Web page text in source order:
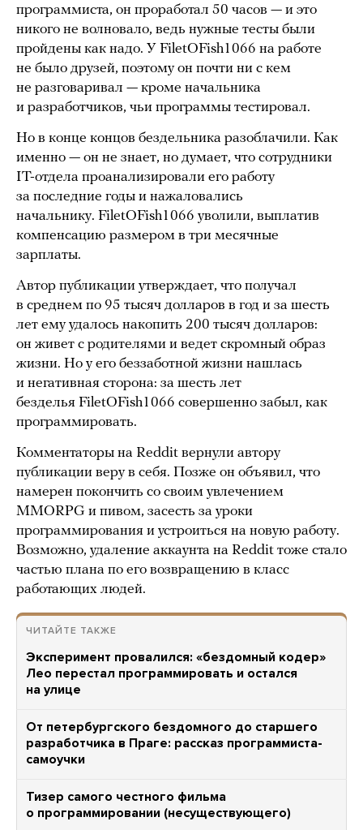
программиста, он проработал 50 часов — и это
никого не волновало, ведь нужные тесты были
пройдены как надо. У FiletOFish1066 на работе
не было друзей, поэтому он почти ни с кем
не разговаривал — кроме начальника
и разработчиков, чьи программы тестировал.
Но в конце концов бездельника разоблачили. Как
именно — он не знает, но думает, что сотрудники
IT-отдела проанализировали его работу
за последние годы и нажаловались
начальнику. FiletOFish1066 уволили, выплатив
компенсацию размером в три месячные
зарплаты.
Автор публикации утверждает, что получал
в среднем по 95 тысяч долларов в год и за шесть
лет ему удалось накопить 200 тысяч долларов:
он живет с родителями и ведет скромный образ
жизни. Но у его беззаботной жизни нашлась
и негативная сторона: за шесть лет
безделья FiletOFish1066 совершенно забыл, как
программировать.
Комментаторы на Reddit вернули автору
публикации веру в себя. Позже он объявил, что
намерен покончить со своим увлечением
MMORPG и пивом, засесть за уроки
программирования и устроиться на новую работу.
Возможно, удаление аккаунта на Reddit тоже стало
частью плана по его возвращению в класс
работающих людей.
ЧИТАЙТЕ ТАКЖЕ
Эксперимент провалился: «бездомный кодер»
Лео перестал программировать и остался
на улице
От петербургского бездомного до старшего
разработчика в Праге: рассказ программиста-
самоучки
Тизер самого честного фильма
о программировании (несуществующего)